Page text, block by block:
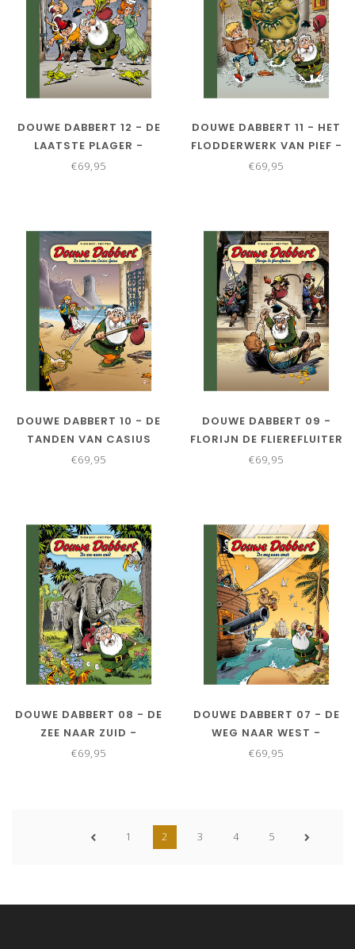
DOUWE DABBERT 12 - DE
LAATSTE PLAGER -
COLLECTORS EDITIE
€69,95
DOUWE DABBERT 11 - HET
FLODDERWERK VAN PIEF -
COLLECTORS EDITIE
€69,95
DOUWE DABBERT 10 - DE
TANDEN VAN CASIUS
GAIUS - COLLECTORS
€69,95
DOUWE DABBERT 09 -
FLORIJN DE FLIEREFLUITER
- COLLECTORS EDITIE
€69,95
DOUWE DABBERT 08 - DE
ZEE NAAR ZUID -
COLLECTORS EDITIE
€69,95
DOUWE DABBERT 07 - DE
WEG NAAR WEST -
COLLECTORS EDITIE
€69,95
1 2 3 4 5